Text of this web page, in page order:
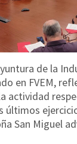
de la
en FVEM,
actividad
últimos
San Miguel